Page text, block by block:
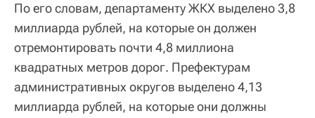
По его словам, департаменту ЖКХ выделено 3,8
миллиарда рублей, на которые он должен
отремонтировать почти 4,8 миллиона
квадратных метров дорог. Префектурам
административных округов выделено 4,13
миллиарда рублей, на которые они должны